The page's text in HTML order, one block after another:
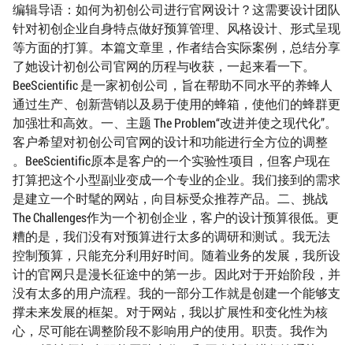
编辑导语：如何为初创公司进行官网设计？这需要设计团队
针对初创企业自身特点做好预算管理、风格设计、形式呈现
等方面的打算。本篇文章里，作者结合实际案例，总结分享
了她设计初创公司官网的历程与收获，一起来看一下。
BeeScientific 是一家初创公司，旨在帮助不同水平的养蜂人
通过生产、创新营销以及易于使用的蜂箱，使他们的蜂群更
加强壮和高效。一、主题 The Problem“改进并使之现代化”。
客户希望对初创公司官网的设计和功能进行全方位的调整
。BeeScientific原本是客户的一个实验性项目，但客户现在
打算把这个小型副业变成一个专业的企业。我们接到的需求
是建立一个时髦的网站，向目标受众推荐产品。二、挑战
The Challenges作为一个初创企业，客户的设计预算很低。更
糟的是，我们没有对预算进行太多的调研和测试 。我无法
控制预算，只能充分利用好时间。随着业务的发展，我所设
计的官网只是漫长征途中的第一步。因此对于开始阶段，并
没有太多的用户流程。我的一部分工作就是创建一个能够支
撑未来发展的框架。对于网站，我以扩展性和变化性为核
心，尽可能在调整阶段不影响用户的使用。职责。我作为